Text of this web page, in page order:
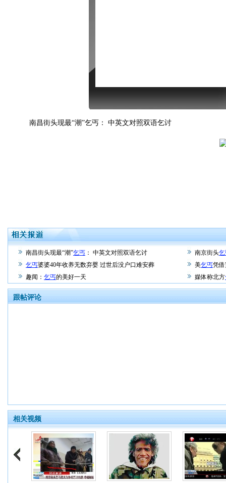
南昌街头现最“潮”乞丐： 中英文对照双语乞讨
南昌街头现最“潮”乞丐 ： 中英文对照双语乞讨 南京街头
乞丐婆婆40年收养无数弃婴 过世后没户口难安葬 美乞丐凭
趣闻： 乞丐的美好一天 媒体称北方
跟帖评论
相关视频